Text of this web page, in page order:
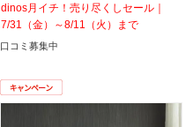
dinos月イチ！売り尽くしセール｜
7/31（金）～8/11（火）まで
口コミ募集中